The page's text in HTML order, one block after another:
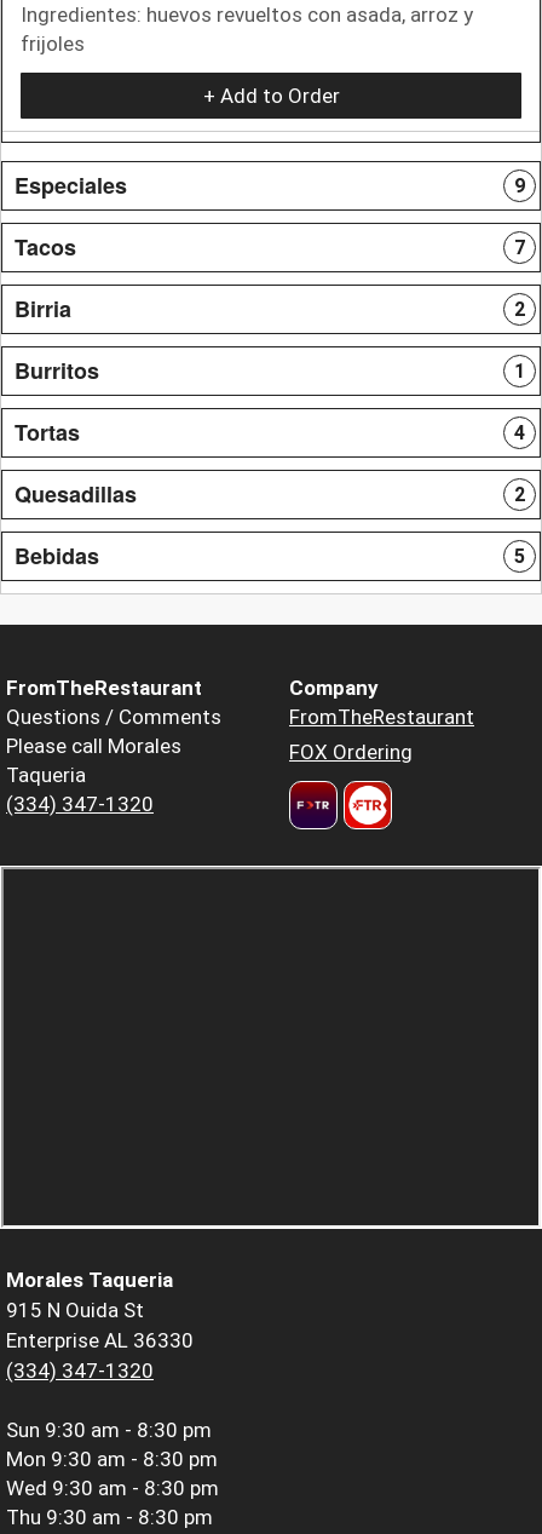
Ingredientes: huevos revueltos con asada, arroz y
frijoles
+ Add to Order
Especiales 9
Tacos 7
Birria 2
Burritos 1
Tortas 4
Quesadillas 2
Bebidas 5
FromTheRestaurant
Questions / Comments
Please call Morales
Taqueria
(334) 347-1320
Company
FromTheRestaurant
FOX Ordering
Morales Taqueria
915 N Ouida St
Enterprise AL 36330
(334) 347-1320
Sun 9:30 am - 8:30 pm
Mon 9:30 am - 8:30 pm
Wed 9:30 am - 8:30 pm
Thu 9:30 am - 8:30 pm